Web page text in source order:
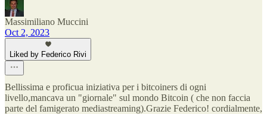
Massimiliano Muccini
Oct 2, 2023
Liked by Federico Rivi
Bellissima e proficua iniziativa per i bitcoiners di ogni
livello,mancava un "giornale" sul mondo Bitcoin ( che non faccia
parte del famigerato mediastreaming).Grazie Federico! cordialmente,